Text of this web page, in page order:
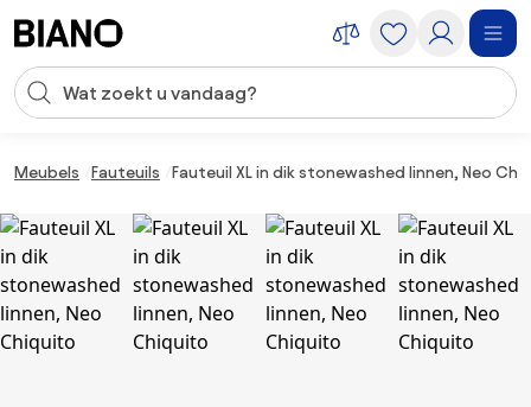
Zoekopdracht invoeren
Meubels Fauteuils Fauteuil XL in dik stonewashed linnen, Neo